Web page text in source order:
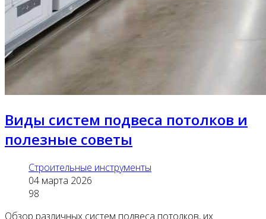
Виды систем подвеса потолков и
полезные советы
Строительные инструменты
04 марта 2026
98
Обзор различных систем подвеса потолков, их